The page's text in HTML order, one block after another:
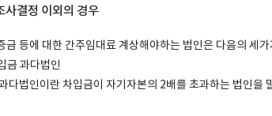
사결정 이외의 경우
금 등에 대한 간주임대료 계상해야하는 법인은 다음의 세
금 과다법인
다법인이란 차입금이 자기자본의 2배를 초과하는 법인을